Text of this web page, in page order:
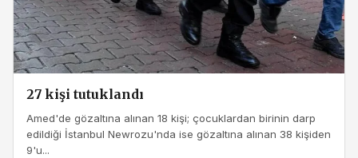
27 kişi tutuklandı
Amed'de gözaltına alınan 18 kişi; çocuklardan birinin darp
edildiği İstanbul Newrozu'nda ise gözaltına alınan 38 kişiden
9'u...